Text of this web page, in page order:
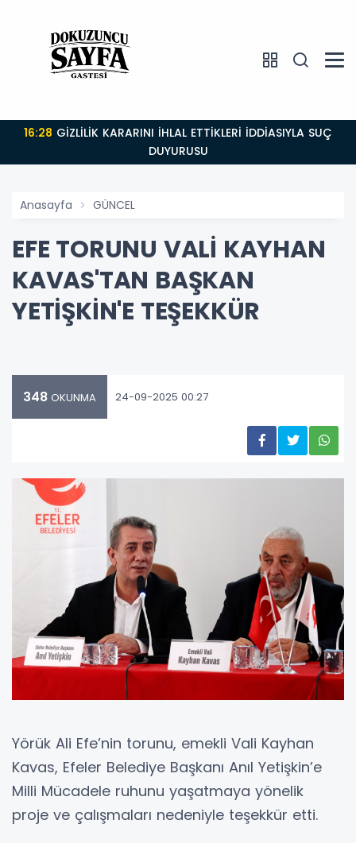
16:28
DUYURUSU
Anasayfa GÜNCEL
EFE TORUNU VALİ KAYHAN
KAVAS'TAN BAŞKAN
YETİŞKİN'E TEŞEKKÜR
348 OKUNMA 24-09-2025 00:27
Yörük Ali Efe’nin torunu, emekli Vali Kayhan
Kavas, Efeler Belediye Başkanı Anıl Yetişkin’e
Milli Mücadele ruhunu yaşatmaya yönelik
proje ve çalışmaları nedeniyle teşekkür etti.